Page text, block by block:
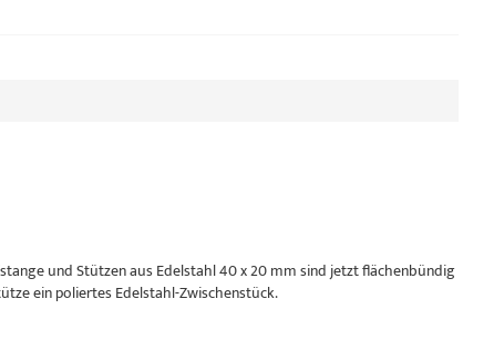
und Stützen aus Edelstahl 40 x 20 mm sind jetzt flächenbündig
ein poliertes Edelstahl-Zwischenstück.